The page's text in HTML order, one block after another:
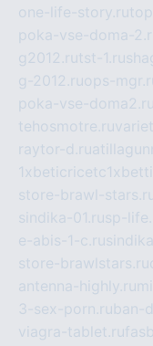
one-life-story.ru
poka-vse-doma-
g2012.rutst-1.ru
g-2012.ruops-
poka-vse-doma2.ru
tehosmotre.ru
raytor-d.ru
store-brawl-
sindika-01.rusp-
e-abis-1-c.ru
store-brawlstars.ru
antenna-highly.ru
3-sex-porn.ruban-
viagra-tablet.ru